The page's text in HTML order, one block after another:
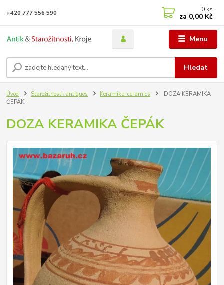
Menu
Hledat
+420 777 556 590 0 ks
za 0,00 Kč
Úvod Starožitnosti-antiques Keramika-ceramics
DOZA KERAMIKA
ČEPÁK
DOZA KERAMIKA ČEPÁK